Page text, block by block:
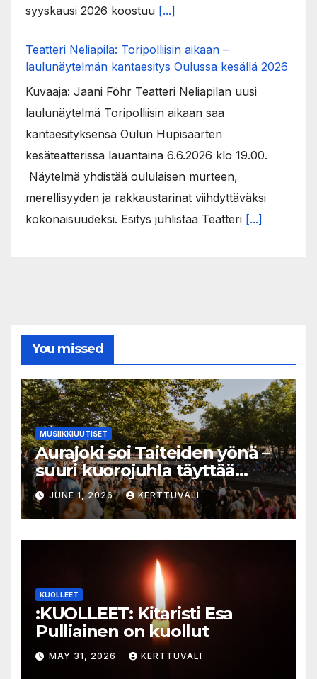
syyskausi 2026 koostuu [...]
Teatteri Neliapila: Toripolliisin aikaan –
laulunäytelmän kantaesitys Oulussa kesällä 2026
Kuvaaja: Jaani Föhr Teatteri Neliapilan uusi
laulunäytelmä Toripolliisin aikaan saa
kantaesityksensä Oulun Hupisaarten
kesäteatterissa lauantaina 6.6.2026 klo 19.00.
Näytelmä yhdistää oululaisen murteen,
merellisyyden ja rakkaustarinat viihdyttäväksi
kokonaisuudeksi. Esitys juhlistaa Teatteri [...]
You missed
MUSIIKKIUUTISET
Aurajoki soi Taiteiden yönä –
suuri kuorojuhla täyttää
jokirannan musiikilla
JUNE 1, 2026 KERTTUVALI
KUOLLEET
:KUOLLEET: Kitaristi Esa
Pulliainen on kuollut
MAY 31, 2026 KERTTUVALI